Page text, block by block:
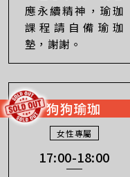
應永續精神，瑜珈
課程請自備瑜珈
墊，謝謝。
狗狗瑜珈
女性專屬
17:00-18:00